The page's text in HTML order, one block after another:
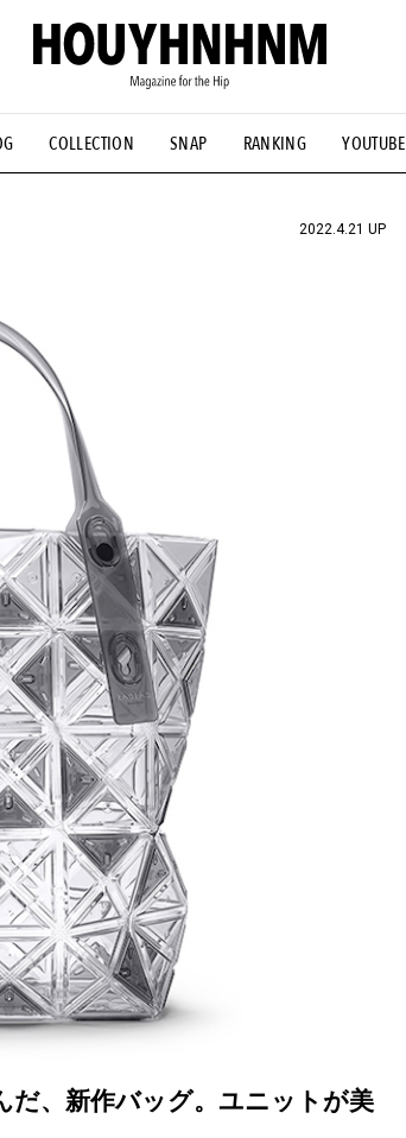
COLLECTION SNAP RANKING YOUTUBE
サミット #NEW VINTAGE #マイナーグッド図鑑
#AH.H #ととけん #FASHION #MUSIC
2022.4.21 UP
だ、新作バッグ。ユニットが美